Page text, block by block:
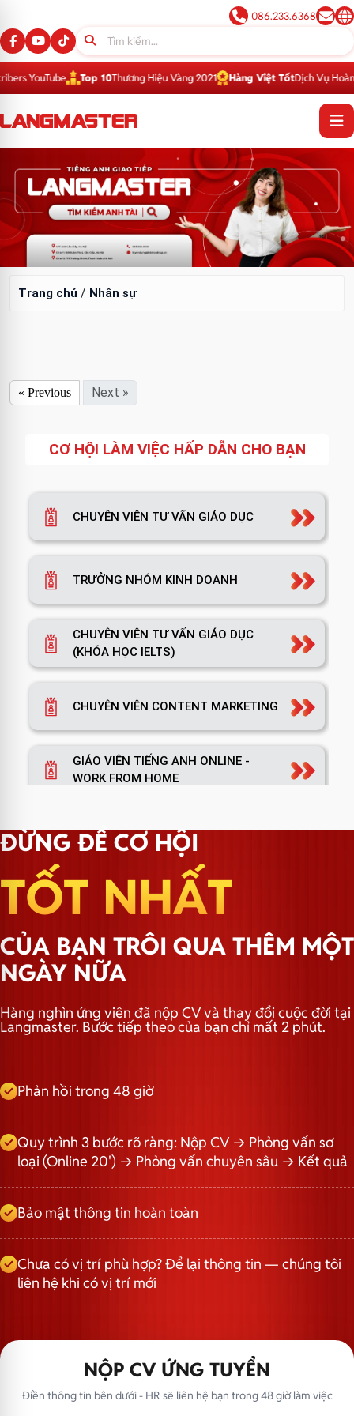
086.233.6368
YouTube Top 10Thương Hiệu Vàng 2021 Hàng Việt TốtDịch Vụ Hoàn
Nhân sự
Trang chủ / Nhân sự
« Previous Next »
CƠ HỘI LÀM VIỆC HẤP DẪN CHO BẠN
CHUYÊN VIÊN TƯ VẤN GIÁO DỤC
TRƯỞNG NHÓM KINH DOANH
CHUYÊN VIÊN TƯ VẤN GIÁO DỤC
(KHÓA HỌC IELTS)
CHUYÊN VIÊN CONTENT MARKETING
GIÁO VIÊN TIẾNG ANH ONLINE -
WORK FROM HOME
TRƯỞNG NHÓM MARKETING
TRƯỞNG PHÒNG MARKETING
CHUYÊN VIÊN MARKETING
TRƯỞNG NHÓM HÀNH CHÍNH
ĐỪNG ĐỂ CƠ HỘI
TỐT NHẤT
CỦA BẠN TRÔI QUA THÊM MỘT
NGÀY NỮA
Hàng nghìn ứng viên đã nộp CV và thay đổi cuộc đời tại
Langmaster. Bước tiếp theo của bạn chỉ mất 2 phút.
Phản hồi trong 48 giờ
Quy trình 3 bước rõ ràng: Nộp CV → Phỏng vấn sơ
loại (Online 20') → Phỏng vấn chuyên sâu → Kết quả
Bảo mật thông tin hoàn toàn
Chưa có vị trí phù hợp? Để lại thông tin — chúng tôi
liên hệ khi có vị trí mới
NỘP CV ỨNG TUYỂN
Điền thông tin bên dưới - HR sẽ liên hệ bạn trong 48 giờ làm việc